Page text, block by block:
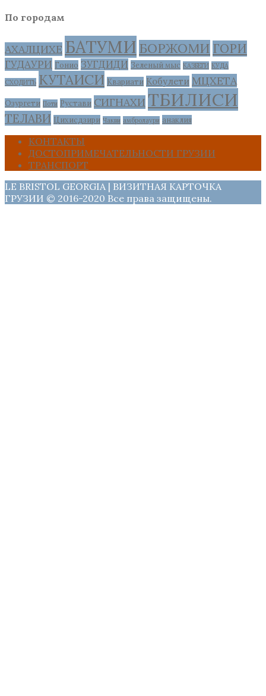
По городам
АХАЛЦИХЕ БАТУМИ БОРЖОМИ ГОРИ
ГУДАУРИ Гонио ЗУГДИДИ Зеленый мыс КАЗБЕГИ КУДА
СХОДИТЬ КУТАИСИ Квариати Кобулети МЦХЕТА
Озургети Поти Рустави СИГНАХИ ТБИЛИСИ
ТЕЛАВИ Цихисдзири Чакви амбролаури анаклия
КОНТАКТЫ
ДОСТОПРИМЕЧАТЕЛЬНОСТИ ГРУЗИИ
ТРАНСПОРТ
LE BRISTOL GEORGIA | ВИЗИТНАЯ КАРТОЧКА
ГРУЗИИ © 2016-2020 Все права защищены.